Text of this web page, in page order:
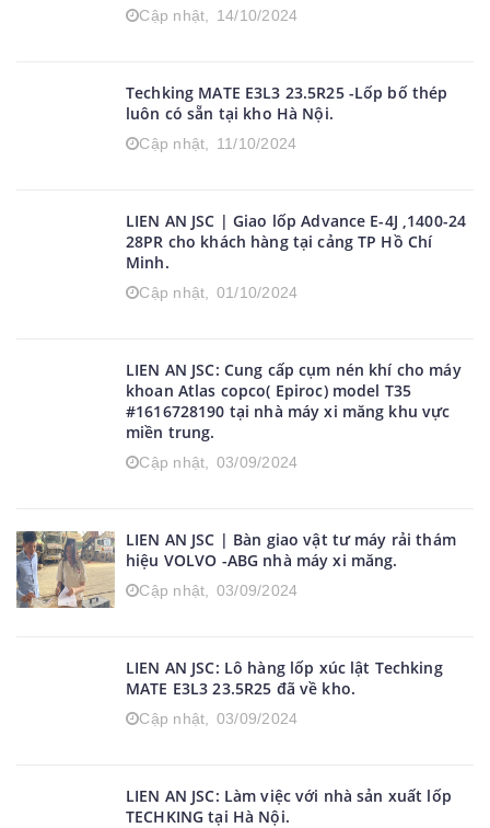
Cập nhật, 14/10/2024
Techking MATE E3L3 23.5R25 -Lốp bố thép
luôn có sẵn tại kho Hà Nội.
Cập nhật, 11/10/2024
LIEN AN JSC | Giao lốp Advance E-4J ,1400-24
28PR cho khách hàng tại cảng TP Hồ Chí
Minh.
Cập nhật, 01/10/2024
LIEN AN JSC: Cung cấp cụm nén khí cho máy
khoan Atlas copco( Epiroc) model T35
#1616728190 tại nhà máy xi măng khu vực
miền trung.
Cập nhật, 03/09/2024
LIEN AN JSC | Bàn giao vật tư máy rải thám
hiệu VOLVO -ABG nhà máy xi măng.
Cập nhật, 03/09/2024
LIEN AN JSC: Lô hàng lốp xúc lật Techking
MATE E3L3 23.5R25 đã về kho.
Cập nhật, 03/09/2024
LIEN AN JSC: Làm việc với nhà sản xuất lốp
TECHKING tại Hà Nội.